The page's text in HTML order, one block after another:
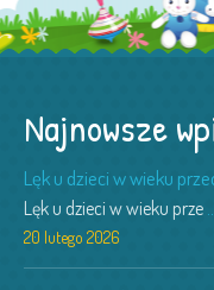
Najnowsze
Lęk u dzieci w wieku
Lęk u dzieci w wieku prze
20 lutego 2026